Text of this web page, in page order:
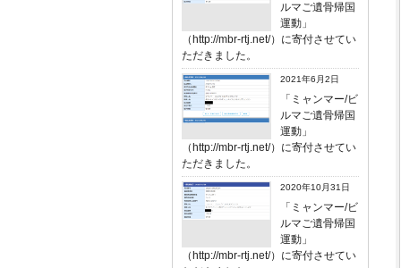
ルマご遺骨帰国
運動」
（http://mbr-rtj.net/）に寄付させてい
ただきました。
2021年6月2日
「ミャンマー/ビ
ルマご遺骨帰国
運動」
（http://mbr-rtj.net/）に寄付させてい
ただきました。
2020年10月31日
「ミャンマー/ビ
ルマご遺骨帰国
運動」
（http://mbr-rtj.net/）に寄付させてい